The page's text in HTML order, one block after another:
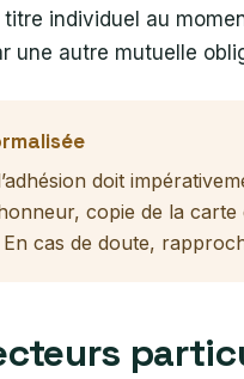
individuel au
une autre mutuelle
doit
copie de la
cas de doute,